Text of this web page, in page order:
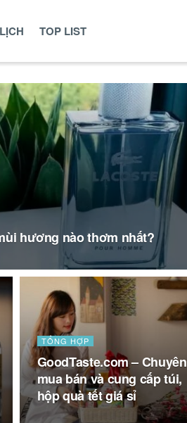
TOP LIST
hương nào thơm nhất?
TỔNG HỢP
GoodTaste.com – Chuyên
mua bán và cung cấp túi,
hộp quà tết giá sỉ